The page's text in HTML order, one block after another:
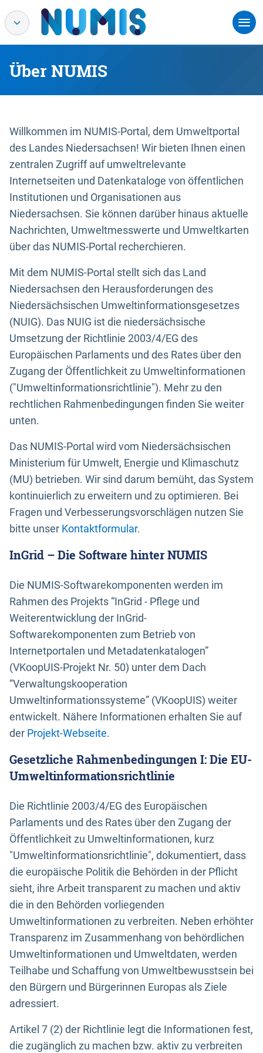
Über NUMIS
Willkommen im NUMIS-Portal, dem Umweltportal
des Landes Niedersachsen! Wir bieten Ihnen einen
zentralen Zugriff auf umweltrelevante
Internetseiten und Datenkataloge von öffentlichen
Institutionen und Organisationen aus
Niedersachsen. Sie können darüber hinaus aktuelle
Nachrichten, Umweltmesswerte und Umweltkarten
über das NUMIS-Portal recherchieren.
Mit dem NUMIS-Portal stellt sich das Land
Niedersachsen den Herausforderungen des
Niedersächsischen Umweltinformationsgesetzes
(NUIG). Das NUIG ist die niedersächsische
Umsetzung der Richtlinie 2003/4/EG des
Europäischen Parlaments und des Rates über den
Zugang der Öffentlichkeit zu Umweltinformationen
("Umweltinformationsrichtlinie"). Mehr zu den
rechtlichen Rahmenbedingungen finden Sie weiter
unten.
Das NUMIS-Portal wird vom Niedersächsischen
Ministerium für Umwelt, Energie und Klimaschutz
(MU) betrieben. Wir sind darum bemüht, das System
kontinuierlich zu erweitern und zu optimieren. Bei
Fragen und Verbesserungsvorschlägen nutzen Sie
bitte unser Kontaktformular.
InGrid – Die Software hinter NUMIS
Die NUMIS-Softwarekomponenten werden im
Rahmen des Projekts “InGrid - Pflege und
Weiterentwicklung der InGrid-
Softwarekomponenten zum Betrieb von
Internetportalen und Metadatenkatalogen”
(VKoopUIS-Projekt Nr. 50) unter dem Dach
“Verwaltungskooperation
Umweltinformationssysteme” (VKoopUIS) weiter
entwickelt. Nähere Informationen erhalten Sie auf
der Projekt-Webseite.
Gesetzliche Rahmenbedingungen I: Die EU-
Umweltinformationsrichtlinie
Die Richtlinie 2003/4/EG des Europäischen
Parlaments und des Rates über den Zugang der
Öffentlichkeit zu Umweltinformationen, kurz
"Umweltinformationsrichtlinie", dokumentiert, dass
die europäische Politik die Behörden in der Pflicht
sieht, ihre Arbeit transparent zu machen und aktiv
die in den Behörden vorliegenden
Umweltinformationen zu verbreiten. Neben erhöhter
Transparenz im Zusammenhang von behördlichen
Umweltinformationen und Umweltdaten, werden
Teilhabe und Schaffung von Umweltbewusstsein bei
den Bürgern und Bürgerinnen Europas als Ziele
adressiert.
Artikel 7 (2) der Richtlinie legt die Informationen fest,
die zugänglich zu machen bzw. aktiv zu verbreiten